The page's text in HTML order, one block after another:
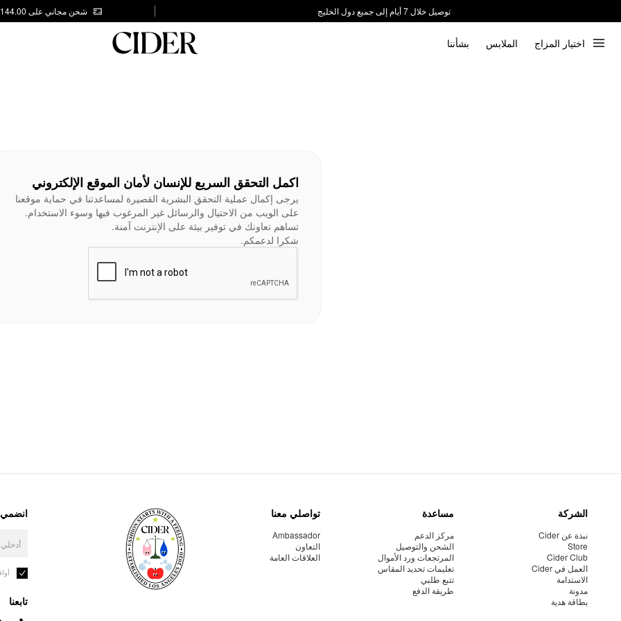
توصيل خلال 7 أيام إلى جميع دول الخليج
شحن مجاني على AED 144.00
اختيار المزاج الملابس بشأننا
اكمل التحقق السريع للإنسان لأمان الموقع الإلكتروني
يرجى إكمال عملية التحقق البشرية القصيرة لمساعدتنا في حماية موقعنا
على الويب من الاحتيال والرسائل غير المرغوب فيها وسوء الاستخدام.
تساهم تعاونك في توفير بيئة على الإنترنت آمنة.
شكرا لدعمكم.
الشركة
نبذة عن Cider
Store
Cider Club
العمل في Cider
الاستدامة
مدونة
بطاقة هدية
مساعدة
مركز الدعم
الشحن والتوصيل
المرتجعات ورد الأموال
تعليمات تحديد المقاس
تتبع طلبي
طريقة الدفع
تواصلي معنا
Ambassador
التعاون
العلاقات العامة
انضمي
تابعنا